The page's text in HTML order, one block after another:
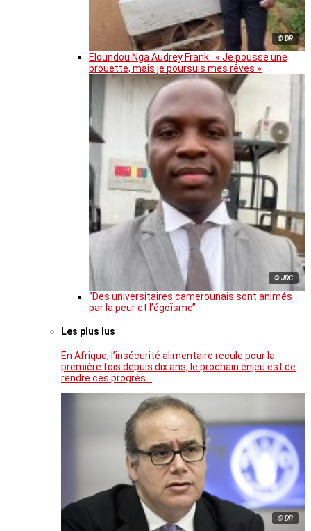
© DR
Eloundou Nga Audrey Frank : « Je pousse une
brouette, mais je poursuis mes rêves »
© JDC
‘’Des universitaires camerounais sont animés
par la peur et l’égoïsme’’
Les plus lus
En Afrique, l’insécurité alimentaire recule pour la
première fois depuis dix ans, le prochain enjeu est de
rendre ces progrès…
© DR